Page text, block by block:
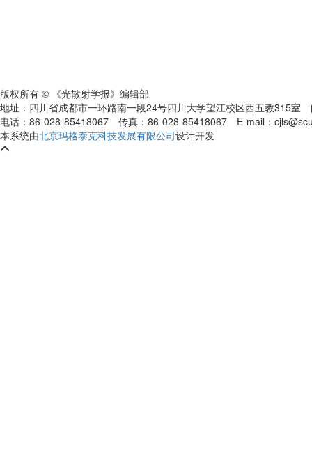
版权所有 © 《光散射学报》编辑部
地址：四川省成都市一环路南一段24号四川大学望江校区西五教315室
电话：86-028-85418067 传真：86-028-85418067 E-mail：
本系统由北京玛格泰克科技发展有限公司设计开发